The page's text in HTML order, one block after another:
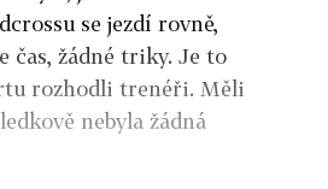
se jezdí rovně,
čas, žádné triky. Je to
rozhodli trenéři. Měli
nebyla žádná